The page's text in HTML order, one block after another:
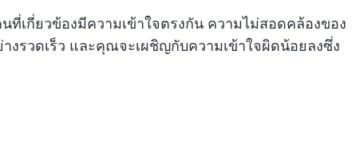
ที่เกี่ยวข้องมีความเข้าใจตรงกัน ความไม่สอดคล้องของ
งรวดเร็ว และคุณจะเผชิญกับความเข้าใจผิดน้อยลงซึ่ง